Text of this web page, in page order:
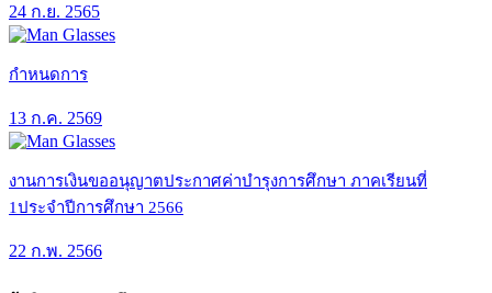
24 ก.ย. 2565
กำหนดการ
13 ก.ค. 2569
งานการเงินขออนุญาตประกาศค่าบำรุงการศึกษา ภาคเรียนที่
1ประจำปีการศึกษา 2566
22 ก.พ. 2566